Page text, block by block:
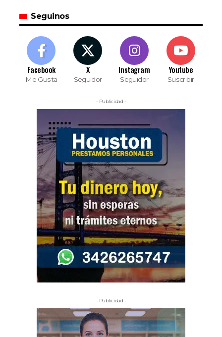
Seguinos
Facebook
Me Gusta
X
Seguidor
Instagram
Seguidor
Youtube
Suscribir
- Publicidad -
- Publicidad -